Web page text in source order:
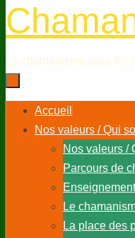
Le chamanisme pour les
PasserAccueil
Nos valeurs / Qui
Nos valeurs /
Parcours de
Le
La place des